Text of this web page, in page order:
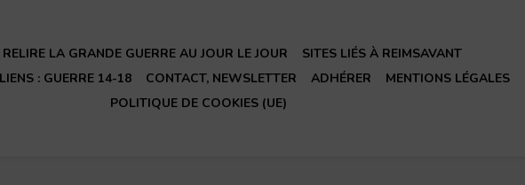
RELIRE LA GRANDE GUERRE AU JOUR LE JOUR
SITES LIÉS À REIMSAVANT
LIENS : GUERRE 14-18 CONTACT, NEWSLETTER ADHÉRER
MENTIONS LÉGALES
POLITIQUE DE COOKIES (UE)